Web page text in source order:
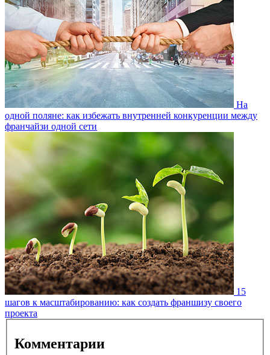
На
одной поляне: как избежать внутренней конкуренции между
франчайзи одной сети
15
шагов к масштабированию: как создать франшизу своего
проекта
Комментарии